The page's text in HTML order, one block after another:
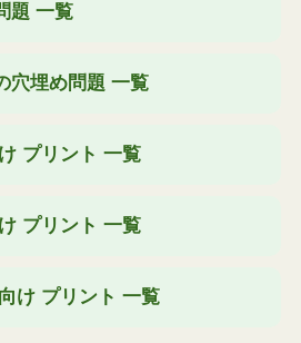
題 一覧
穴埋め問題 一覧
プリント 一覧
プリント 一覧
け プリント 一覧